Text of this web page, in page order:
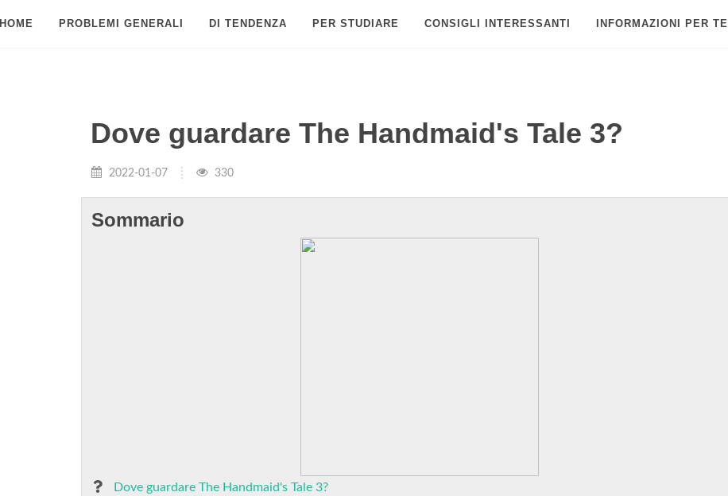
PROBLEMI GENERALI DI TENDENZA PER STUDIARE CONSIGLI INTERESSANTI INFORMAZIONI PER TE
Dove guardare The Handmaid's Tale 3?
2022-01-07 330
Sommario
Dove guardare The Handmaid's Tale 3?